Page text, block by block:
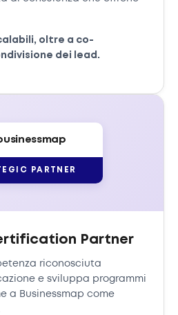
oltre a co-
dei lead.
PARTNER
Partner
riconosciuta
e sviluppa programmi
a Businessmap come